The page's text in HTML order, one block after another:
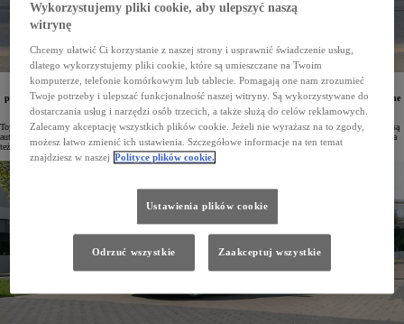
Toyota przygotowała ofertę specjalną dla osób chcących nabyć hybrydowego Yarisa z 2025 roku
produkcji. Rabaty sięgają nawet 12,5 tys. zł, a na wybrane wersje dilerzy oferują na miejscu specjalne
warunki i dodatkowe korzyści. Za wersję podstawową Active zapłacimy już od 89 400 zł.
Toyota Yaris to najczęściej wybierany samochód segmentu B w Polsce. Obecnie w salonach marki dostępne są
auta z 2025 roku produkcji w bardzo atrakcyjnych cenach. Rabaty sięgają nawet 12,5 tys. zł, a do tego można
też skorzystać ze specjalnych warunków i dodatkowych korzyści.
Wykorzystujemy pliki cookie, aby ulepszyć naszą
witrynę
Chcemy ułatwić Ci korzystanie z naszej strony i usprawnić świadczenie usług,
dlatego wykorzystujemy pliki cookie, które są umieszczane na Twoim
komputerze, telefonie komórkowym lub tablecie. Pomagają one nam zrozumieć
Twoje potrzeby i ulepszać funkcjonalność naszej witryny. Są wykorzystywane do
dostarczania usług i narzędzi osób trzecich, a także służą do celów reklamowych.
Zalecamy akceptację wszystkich plików cookie. Jeżeli nie wyrażasz na to zgody,
możesz łatwo zmienić ich ustawienia. Szczegółowe informacje na ten temat
znajdziesz w naszej Polityce plików cookie.
Ustawienia plików cookie
Odrzuć wszystkie Zaakceptuj wszystkie